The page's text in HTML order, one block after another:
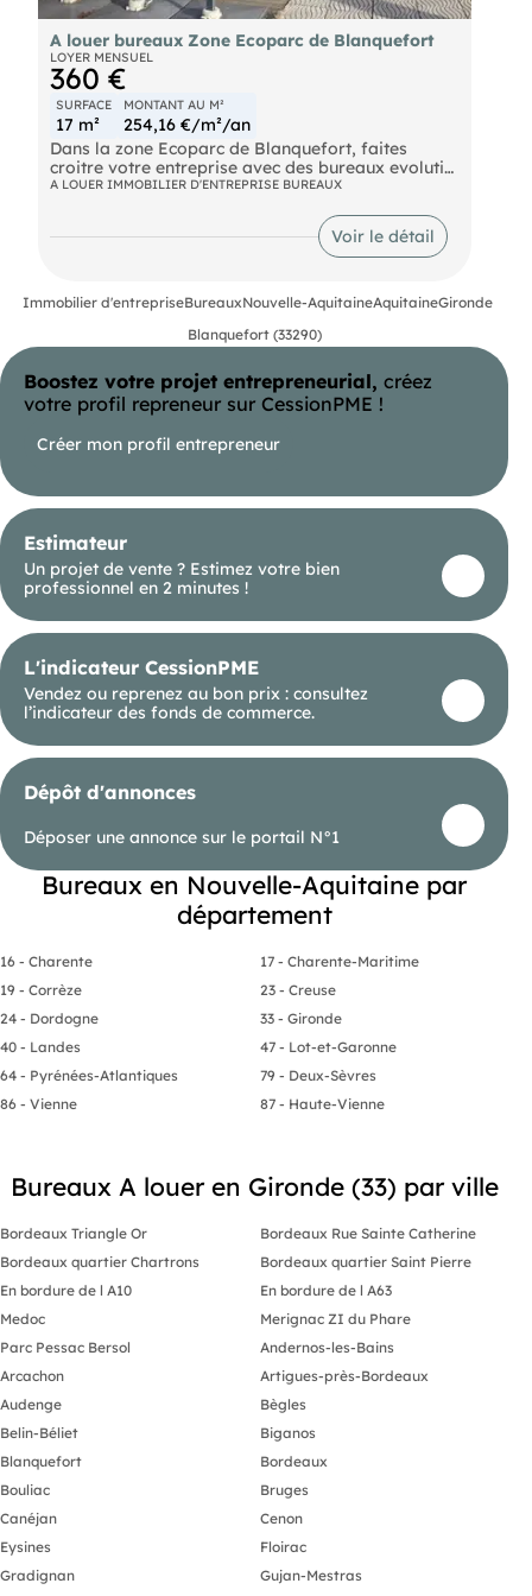
A louer bureaux Zone Ecoparc de Blanquefort
LOYER MENSUEL
360 €
SURFACE
17 m²
MONTANT AU M²
254,16 €/m²/an
Dans la zone Ecoparc de Blanquefort, faites
croitre votre entreprise avec des bureaux evolutifs
à partir de 17m2. Possibilité de stockage
Le prix comprends les services suivants:
internet haut débit
provision pour chauffage
A LOUER IMMOBILIER D'ENTREPRISE BUREAUX
Voir le détail
Immobilier d'entrepriseBureauxNouvelle-AquitaineAquitaineGironde
Blanquefort (33290)
Boostez votre projet entrepreneurial, créez
votre profil repreneur sur CessionPME !
Créer mon profil entrepreneur
Estimateur
Un projet de vente ? Estimez votre bien
professionnel en 2 minutes !
L'indicateur CessionPME
Vendez ou reprenez au bon prix : consultez
l’indicateur des fonds de commerce.
Dépôt d'annonces
Déposer une annonce sur le portail N°1
Bureaux en Nouvelle-Aquitaine par
département
16 - Charente
17 - Charente-Maritime
19 - Corrèze
23 - Creuse
24 - Dordogne
33 - Gironde
40 - Landes
47 - Lot-et-Garonne
64 - Pyrénées-Atlantiques
79 - Deux-Sèvres
86 - Vienne
87 - Haute-Vienne
Bureaux A louer en Gironde (33) par ville
Bordeaux Triangle Or
Bordeaux Rue Sainte Catherine
Bordeaux quartier Chartrons
Bordeaux quartier Saint Pierre
En bordure de l A10
En bordure de l A63
Medoc
Merignac ZI du Phare
Parc Pessac Bersol
Andernos-les-Bains
Arcachon
Artigues-près-Bordeaux
Audenge
Bègles
Belin-Béliet
Biganos
Blanquefort
Bordeaux
Bouliac
Bruges
Canéjan
Cenon
Eysines
Floirac
Gradignan
Gujan-Mestras